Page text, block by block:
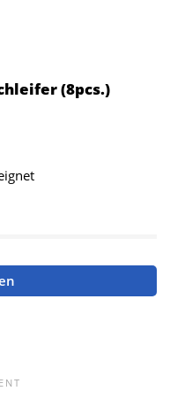
(8pcs.)